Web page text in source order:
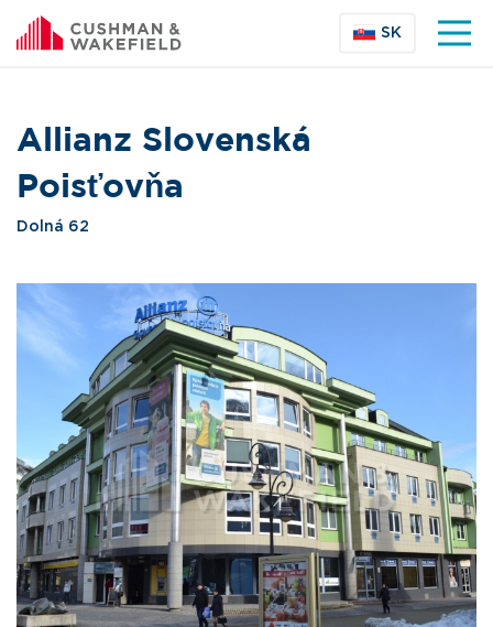
SK
Allianz Slovenská
Poisťovňa
Dolná 62